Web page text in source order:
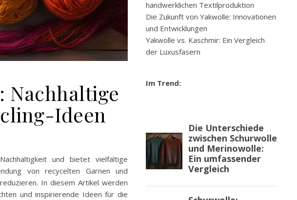
Nachhaltige
Ideen
und bietet vielfältige
von recycelten Garnen und
In diesem Artikel werden
und inspirierende Ideen für die
handwerklichen Textilproduktion
Die Zukunft von Yakwolle: Innovationen
und Entwicklungen
Yakwolle vs. Kaschmir: Ein Vergleich
der Luxusfasern
Im Trend: